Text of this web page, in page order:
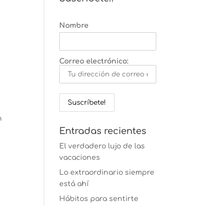
Nombre
Correo electrónico:
Entradas recientes
El verdadero lujo de las
vacaciones
Lo extraordinario siempre
está ahí
Hábitos para sentirte